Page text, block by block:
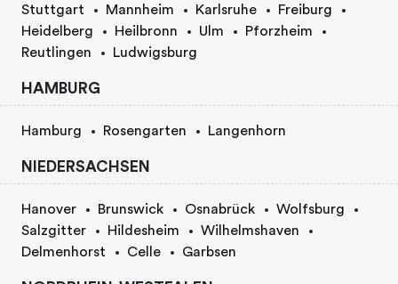
Stuttgart Mannheim Karlsruhe
Freiburg
Heidelberg
Heilbronn Ulm
Pforzheim
Reutlingen
Ludwigsburg
HAMBURG
Hamburg Rosengarten Langenhorn
NIEDERSACHSEN
Hanover Brunswick Osnabrück
Wolfsburg
Salzgitter
Hildesheim
Wilhelmshaven
Delmenhorst
Celle Garbsen